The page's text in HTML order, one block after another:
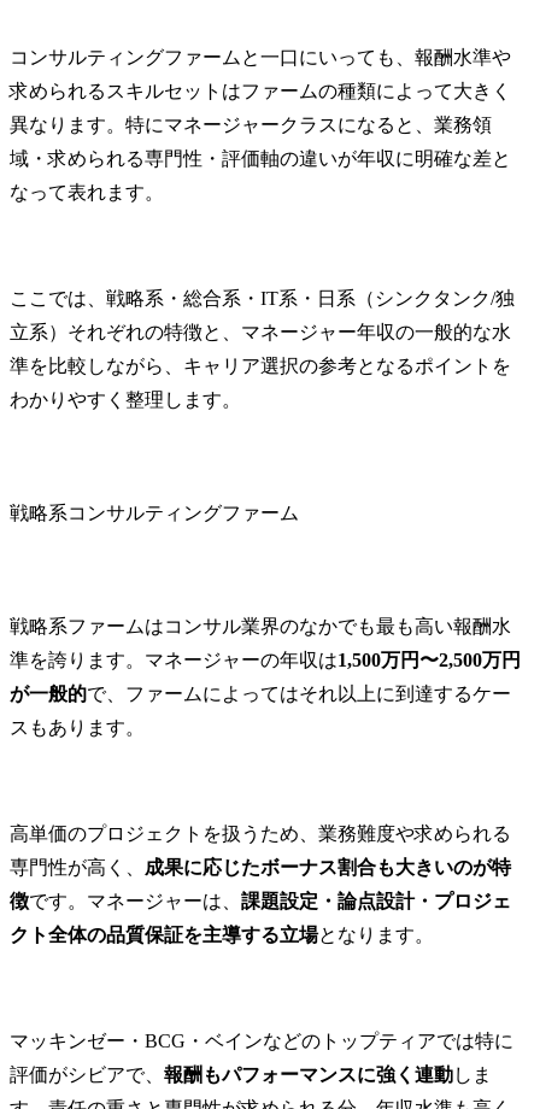
コンサルティングファームと一口にいっても、報酬水準や
求められるスキルセットはファームの種類によって大きく
異なります。特にマネージャークラスになると、業務領
域・求められる専門性・評価軸の違いが年収に明確な差と
なって表れます。
ここでは、戦略系・総合系・IT系・日系（シンクタンク/独
立系）それぞれの特徴と、マネージャー年収の一般的な水
準を比較しながら、キャリア選択の参考となるポイントを
わかりやすく整理します。
戦略系コンサルティングファーム
戦略系ファームはコンサル業界のなかでも最も高い報酬水
準を誇ります。マネージャーの年収は1,500万円〜2,500万円
が一般的で、ファームによってはそれ以上に到達するケー
スもあります。
高単価のプロジェクトを扱うため、業務難度や求められる
専門性が高く、 成果に応じたボーナス割合も大きいのが特
徴です。マネージャーは、 課題設定・論点設計・プロジェ
クト全体の品質保証を主導する立場となります。
マッキンゼー・BCG・ベインなどのトップティアでは特に
評価がシビアで、 報酬もパフォーマンスに強く連動しま